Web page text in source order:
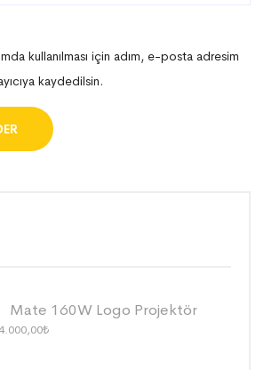
Mate 160W Logo Projektör
₺
kullanılması için adım, e-posta adresim
kaydedilsin.